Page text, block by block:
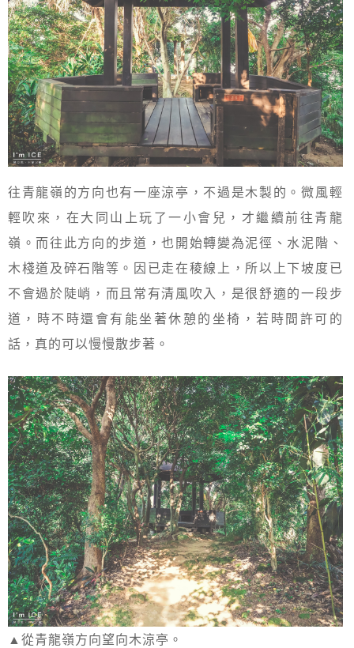
往青龍嶺的方向也有一座涼亭，不過是木製的。微風輕
輕吹來，在大同山上玩了一小會兒，才繼續前往青龍
嶺。而往此方向的步道，也開始轉變為泥徑、水泥階、
木棧道及碎石階等。因已走在稜線上，所以上下坡度已
不會過於陡峭，而且常有清風吹入，是很舒適的一段步
道，時不時還會有能坐著休憩的坐椅，若時間許可的
話，真的可以慢慢散步著。
▲從青龍嶺方向望向木涼亭。